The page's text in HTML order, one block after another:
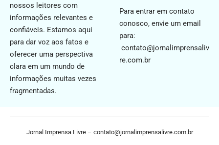
nossos leitores com
informações relevantes e
confiáveis. Estamos aqui
para dar voz aos fatos e
oferecer uma perspectiva
clara em um mundo de
informações muitas vezes
fragmentadas.
Para entrar em contato
conosco, envie um email
para:
contato@jornalimprensaliv
re.com.br
Jornal Imprensa Livre – contato@jornalimprensalivre.com.br